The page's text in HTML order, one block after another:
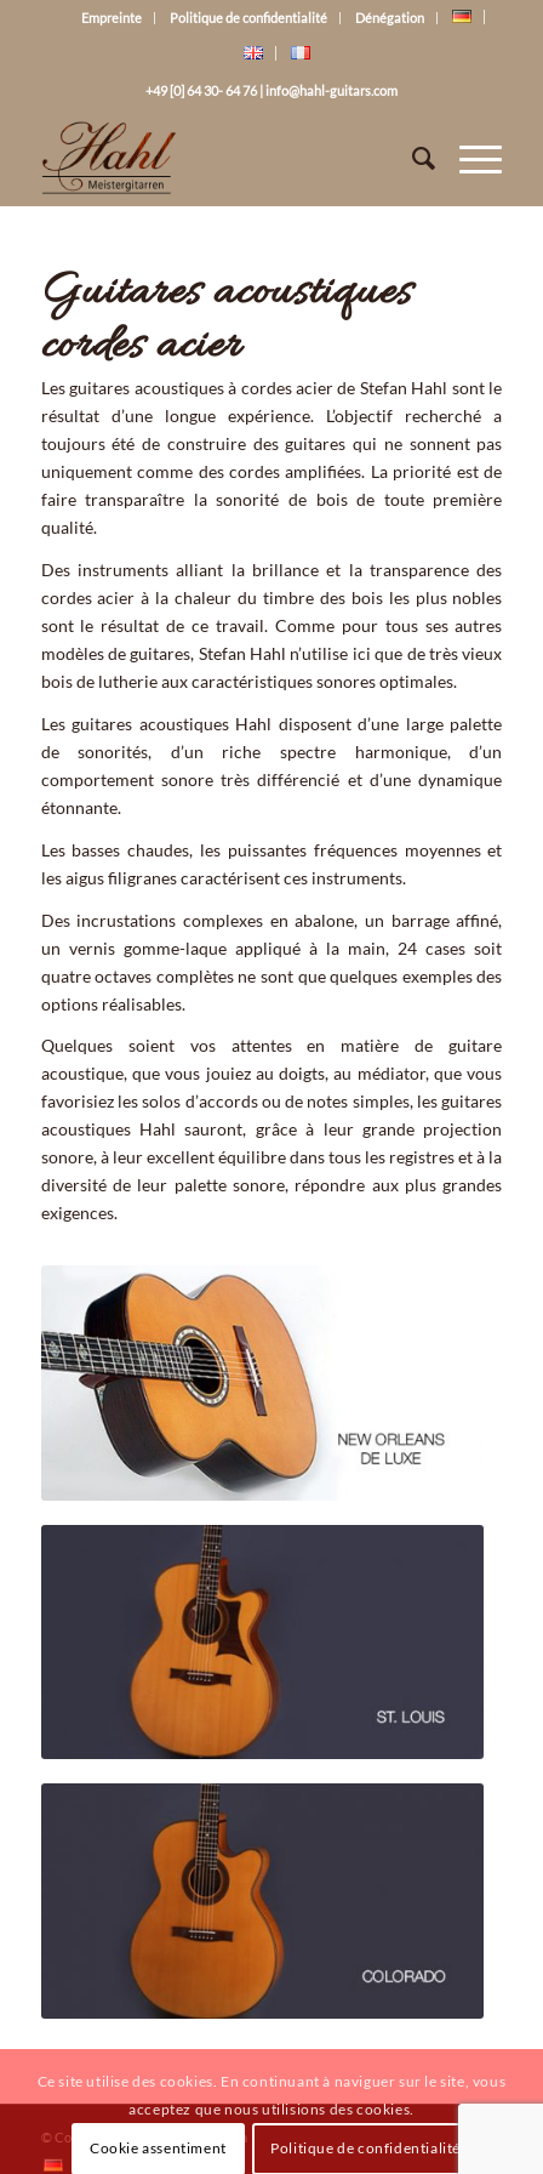
Empreinte Politique de confidentialité Dénégation
+49 [0] 64 30- 64 76|info@hahl-guitars.com
Guitares acoustiques
cordes acier
Les guitares acoustiques à cordes acier de Stefan Hahl sont le
résultat d’une longue expérience. L’objectif recherché a
toujours été de construire des guitares qui ne sonnent pas
uniquement comme des cordes amplifiées. La priorité est de
faire transparaître la sonorité de bois de toute première
qualité.
Des instruments alliant la brillance et la transparence des
cordes acier à la chaleur du timbre des bois les plus nobles
sont le résultat de ce travail. Comme pour tous ses autres
modèles de guitares, Stefan Hahl n’utilise ici que de très vieux
bois de lutherie aux caractéristiques sonores optimales.
Les guitares acoustiques Hahl disposent d’une large palette
de sonorités, d’un riche spectre harmonique, d’un
comportement sonore très différencié et d’une dynamique
étonnante.
Les basses chaudes, les puissantes fréquences moyennes et
les aigus filigranes caractérisent ces instruments.
Des incrustations complexes en abalone, un barrage affiné,
un vernis gomme-laque appliqué à la main, 24 cases soit
quatre octaves complètes ne sont que quelques exemples des
options réalisables.
Quelques soient vos attentes en matière de guitare
acoustique, que vous jouiez au doigts, au médiator, que vous
favorisiez les solos d’accords ou de notes simples, les guitares
acoustiques Hahl sauront, grâce à leur grande projection
sonore, à leur excellent équilibre dans tous les registres et à la
diversité de leur palette sonore, répondre aux plus grandes
exigences.
continuer à New Orleans de Luxe
continuer à St.Louis
continuer à Colorado
© Copyright - Hahl Meistergitarren
Ce site utilise des cookies. En continuant à naviguer sur le site, vous
acceptez que nous utilisions des cookies.
Cookie assentiment Politique de confidentialité